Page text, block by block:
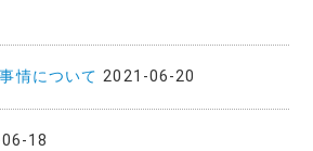
情について 2021-06-20
18